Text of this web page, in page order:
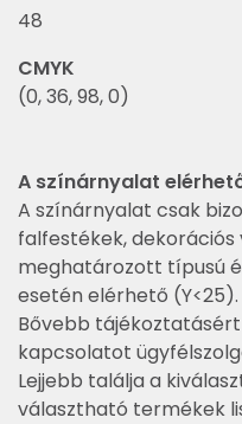
48
CMYK
(0, 36, 98, 0)
A színárnyalat
A színárnyalat csak
falfestékek,
meghatározott típusú
esetén elérhető (Y<25).
Bővebb
kapcsolatot
Lejjebb találja a
választható termékek